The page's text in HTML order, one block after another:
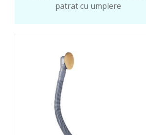
patrat cu umplere